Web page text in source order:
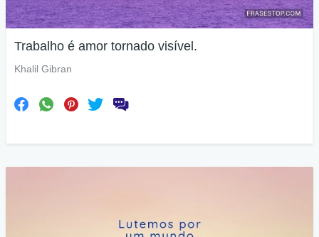
Trabalho é amor tornado visível.
Khalil Gibran